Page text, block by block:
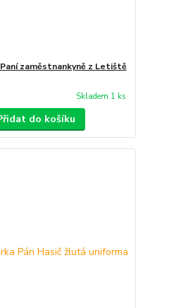
zaměstnankyně z Letiště
Skladem 1 ks
do košíku